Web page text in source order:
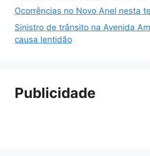
Ocorrências no Novo Anel nesta
Sinistro de trânsito na Avenida
causa lentidão
Publicidade